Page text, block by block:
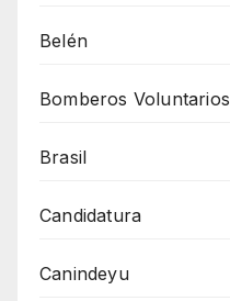
Belén
Bomberos Voluntarios
Brasil
Candidatura
Canindeyu